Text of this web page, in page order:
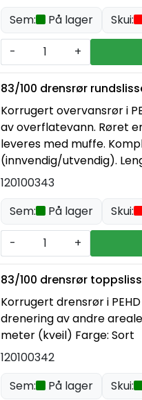
Sem:
På lager Skui:
-
+
83/100 drensrør
Korrugert overvansrør i
av overflatevann. Røret
leveres med muffe.
(innvendig/utvendig).
120100343
Sem:
På lager Skui:
-
+
83/100 drensrør
Korrugert drensrør i
drenering av andre
meter (kveil) Farge: Sort
120100342
Sem:
På lager Skui: